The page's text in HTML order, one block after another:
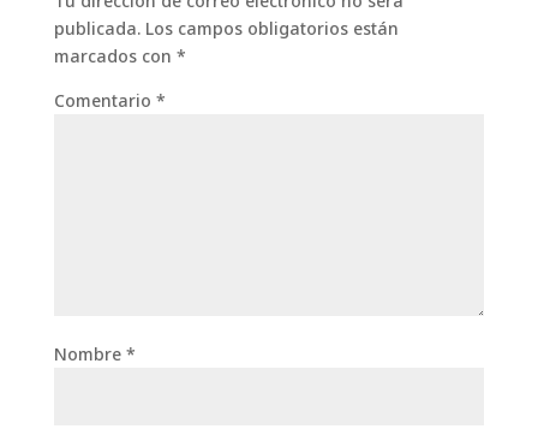
publicada. Los campos obligatorios están
marcados con *
Comentario *
Nombre *